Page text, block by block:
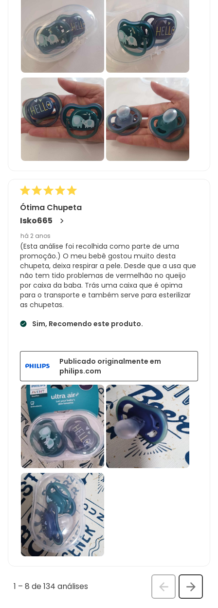
Ótima Chupeta
Isko665
há 2 anos
(Esta análise foi recolhida como parte de uma
promoção.) O meu bebê gostou muito desta
chupeta, deixa respirar a pele. Desde que a usa que
não tem tido problemas de vermelhão no queijo
por caixa da baba. Trás uma caixa que é opima
para o transporte e também serve para esterilizar
as chupetas.
Sim, Recomendo este produto.
Publicado originalmente em
philips.com
1 – 8 de 134 análises
Anterior